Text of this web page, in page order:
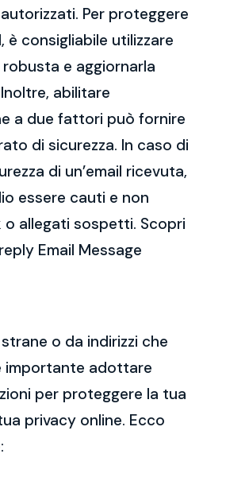
Per proteggere
è consigliabile utilizzare
e aggiornarla
abilitare
a due fattori può fornire
di sicurezza. In caso di
di un’email ricevuta,
essere cauti e non
o allegati sospetti. Scopri
Email Message
o da indirizzi che
importante adottare
per proteggere la tua
privacy online. Ecco